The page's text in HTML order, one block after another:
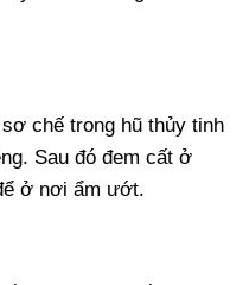
chế trong hũ thủy tinh
Sau đó đem cất ở
ở nơi ẩm ướt.